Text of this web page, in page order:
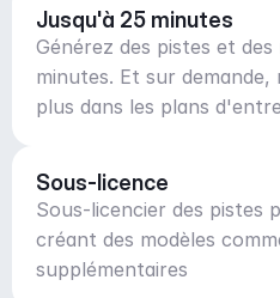
Jusqu'à 25 minutes
Générez des pistes et
minutes. Et sur
plus dans les plans
Sous-licence
Sous-licencier des pistes
créant des modèles
supplémentaires